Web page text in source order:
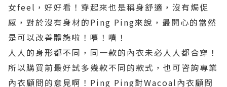
女feel ，好好看！穿起來也是稱身舒適，沒有焗促
感，對於沒有身材的Ping Ping來說，最開心的當然
是可以改善體態啦！嘻！嘻！
人人的身形都不同，同一款的內衣未必人人都合穿！
所以購買前最好試多幾款不同的款式，也可咨詢專業
內衣顧問的意見啊！ Ping Ping對Wacoal內衣顧問